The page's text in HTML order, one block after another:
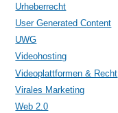
Urheberrecht
User Generated Content
UWG
Videohosting
Videoplattformen & Recht
Virales Marketing
Web 2.0